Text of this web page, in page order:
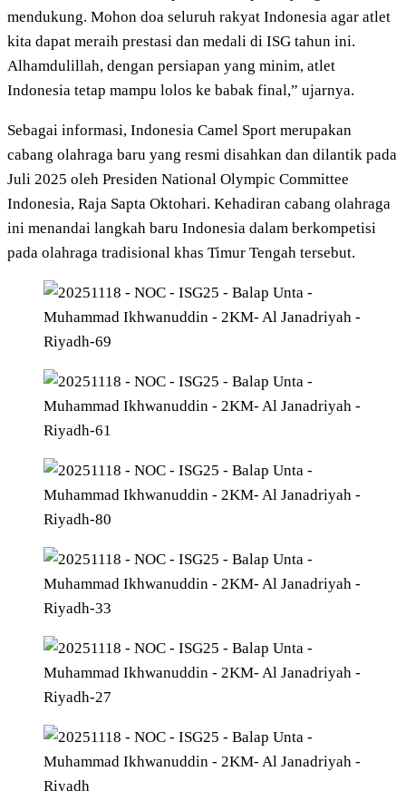
mendukung. Mohon doa seluruh rakyat Indonesia agar atlet
kita dapat meraih prestasi dan medali di ISG tahun ini.
Alhamdulillah, dengan persiapan yang minim, atlet
Indonesia tetap mampu lolos ke babak final,” ujarnya.
Sebagai informasi, Indonesia Camel Sport merupakan
cabang olahraga baru yang resmi disahkan dan dilantik pada
Juli 2025 oleh Presiden National Olympic Committee
Indonesia, Raja Sapta Oktohari. Kehadiran cabang olahraga
ini menandai langkah baru Indonesia dalam berkompetisi
pada olahraga tradisional khas Timur Tengah tersebut.